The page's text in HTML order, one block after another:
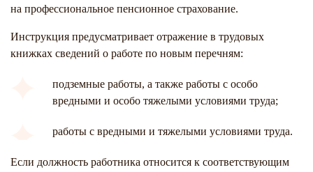
на профессиональное пенсионное страхование.
Инструкция предусматривает отражение в трудовых
книжках сведений о работе по новым перечням:
подземные работы, а также работы с особо
вредными и особо тяжелыми условиями труда;
работы с вредными и тяжелыми условиями труда.
Если должность работника относится к соответствующим